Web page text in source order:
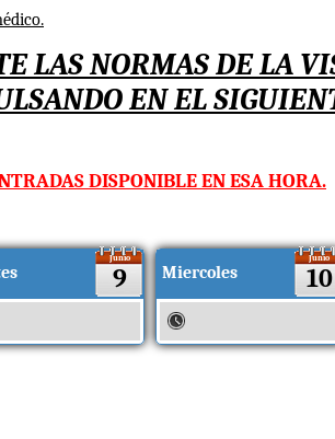
LAS NORMAS DE LA
EN EL
DISPONIBLE EN ESA HORA.
Junio
9 Miercoles
Junio
10